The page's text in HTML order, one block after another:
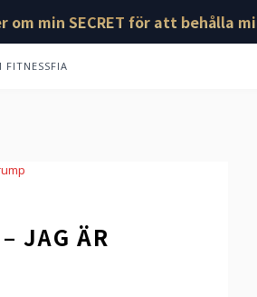
om min SECRET för att behålla
FITNESSFIA
JAG ÄR